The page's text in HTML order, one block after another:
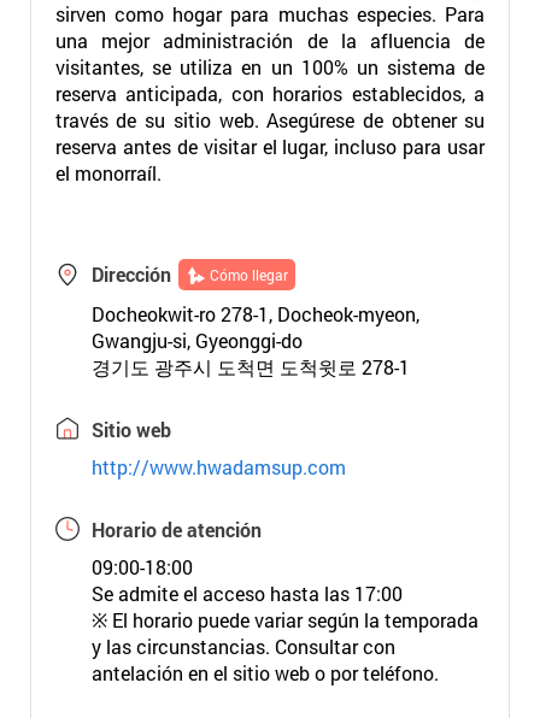
sirven como hogar para muchas especies. Para
una mejor administración de la afluencia de
visitantes, se utiliza en un 100% un sistema de
reserva anticipada, con horarios establecidos, a
través de su sitio web. Asegúrese de obtener su
reserva antes de visitar el lugar, incluso para usar
el monorraíl.
Dirección Cómo llegar
Docheokwit-ro 278-1, Docheok-myeon,
Gwangju-si, Gyeonggi-do
경기도 광주시 도척면 도척윗로 278-1
Sitio web
http://www.hwadamsup.com
Horario de atención
09:00-18:00
Se admite el acceso hasta las 17:00
※ El horario puede variar según la temporada
y las circunstancias. Consultar con
antelación en el sitio web o por teléfono.